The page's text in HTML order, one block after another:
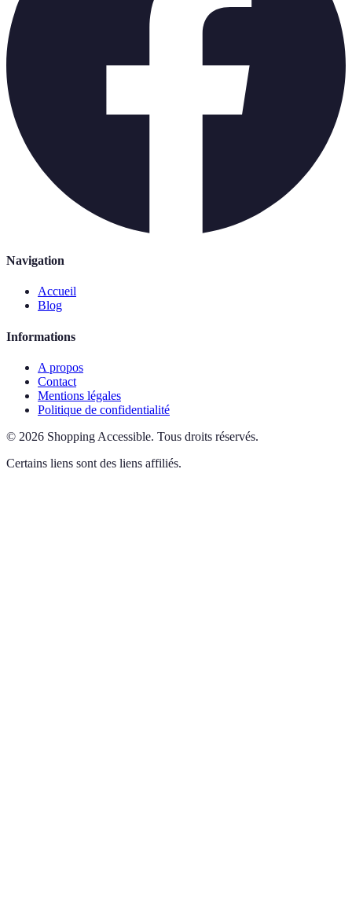
Navigation
Accueil
Blog
Informations
A propos
Contact
Mentions légales
Politique de confidentialité
© 2026 Shopping Accessible. Tous droits réservés.
Certains liens sont des liens affiliés.